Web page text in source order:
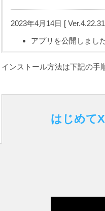
2023年4月14日 [
アプリを公開しました
インストール方法は下記の手
はじめて